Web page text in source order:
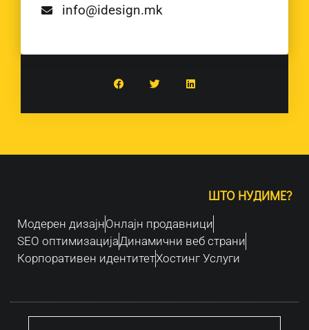
info@idesign.mk
ШТО НУДИМЕ?
Модерен дизајнOнлајн продавници
SEO оптимизацијаДинамични веб страни
Корпоративен идентитетХостинг Услуги